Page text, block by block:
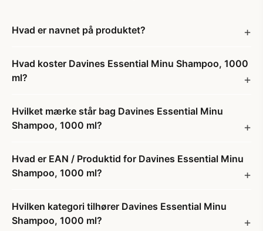
Hvad er navnet på produktet?
Hvad koster Davines Essential Minu Shampoo, 1000
ml?
Hvilket mærke står bag Davines Essential Minu
Shampoo, 1000 ml?
Hvad er EAN / Produktid for Davines Essential Minu
Shampoo, 1000 ml?
Hvilken kategori tilhører Davines Essential Minu
Shampoo, 1000 ml?